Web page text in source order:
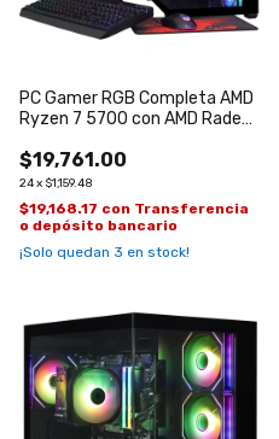
PC Gamer RGB Completa AMD
Ryzen 7 5700 con AMD Radeon
$19,761.00
24x $1,159.48
$19,168.17 con Transferencia
o depósito bancario
¡Solo quedan 3 en stock!